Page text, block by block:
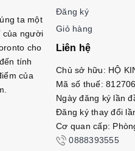
ta một
của người
cho
tính
của
Đăng ký
Giỏ hàng
Liên hệ
Chủ sở hữu: HỘ
Mã số thuế:
Ngày đăng ký lần
Đăng ký thay đổi
Cơ quan cấp:
0888393555